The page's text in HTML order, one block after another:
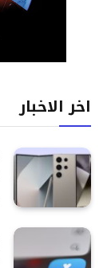
اخر الاخبار